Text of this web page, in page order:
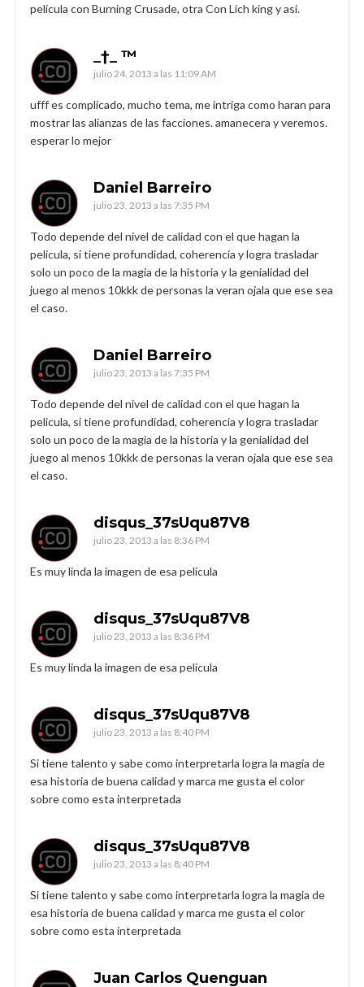
película con Burning Crusade, otra Con Lich king y asi.
_†_ ™
julio 24, 2013 a las 11:09 AM
ufff es complicado, mucho tema, me intriga como haran para
mostrar las alianzas de las facciones. amanecera y veremos.
esperar lo mejor
Daniel Barreiro
julio 23, 2013 a las 7:35 PM
Todo depende del nivel de calidad con el que hagan la
pelicula, si tiene profundidad, coherencia y logra trasladar
solo un poco de la magia de la historia y la genialidad del
juego al menos 10kkk de personas la veran ojala que ese sea
el caso.
Daniel Barreiro
julio 23, 2013 a las 7:35 PM
Todo depende del nivel de calidad con el que hagan la
pelicula, si tiene profundidad, coherencia y logra trasladar
solo un poco de la magia de la historia y la genialidad del
juego al menos 10kkk de personas la veran ojala que ese sea
el caso.
disqus_37sUqu87V8
julio 23, 2013 a las 8:36 PM
Es muy linda la imagen de esa pelicula
disqus_37sUqu87V8
julio 23, 2013 a las 8:36 PM
Es muy linda la imagen de esa pelicula
disqus_37sUqu87V8
julio 23, 2013 a las 8:40 PM
Si tiene talento y sabe como interpretarla logra la magia de
esa historia de buena calidad y marca me gusta el color
sobre como esta interpretada
disqus_37sUqu87V8
julio 23, 2013 a las 8:40 PM
Si tiene talento y sabe como interpretarla logra la magia de
esa historia de buena calidad y marca me gusta el color
sobre como esta interpretada
Juan Carlos Quenguan